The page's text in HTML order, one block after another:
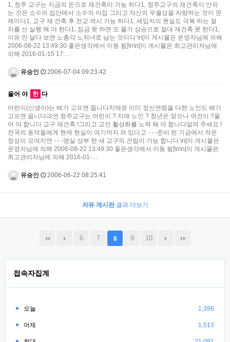
1, 청주 교구는 지금의 돈으로 재건축이 가능 하다1, 청주교구의 재건축이 안되
는 것은 소수의 집단에서 소수의 아집 그리고 자신의 우월성을 자랑하는 것이 문
제이다1, 교구 재 건축 후 전교 역시 가능 하다1, 세입자의 현실도 극복 하는 절
차를 선 실행 해 야 한다1, 짐금 못 하면 또 물가 상승으로 절대 재건축 못 한다1,
이유 만 달다 보면 노총각 노처녀로 남는 것이다 \n[이 게시물은 운영자님에 의해
2006-08-22 13:49:30 좋은생각에서 이동 됨]\n\n[이 게시물은 최고관리자님에
의해 2016-01-15 17:…
유승인 2006-07-04 09:23:42
울어 야 한 다
어린이(신생아)는 배가 고프면 웁니다치매로 이미 정신연령을 다한 노인도 배가
고프면 웁니다과연 청주교구는 어린이 ? 치매 노인 ? 청년은 맞으나 여건이 ?울
어 야 합니다 교구 재건축 !그리고 교인 활성화를 노력 해 야 합니다알려 주세요 !
전국의 동덕들에게 현재 현실이 여기까지 와 있다고 - - -준비 된 기금에서 작은
정성이 모여지면 - - -명실 상부 한 새 교구의 건립이 가능 합니다 \n[이 게시물은
운영자님에 의해 2006-08-22 13:49:30 좋은생각에서 이동 됨]\n\n[이 게시물은
최고관리자님에 의해 2016-01-…
유승인 2006-06-22 08:25:41
자유 게시판결과 더보기
6 7 8 9 10
접속자집계
오늘 1,396
어제 1,513